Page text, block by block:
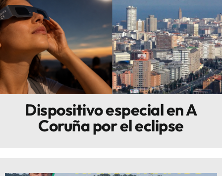
Gastronomía
Escenarios
Sostenibilidad
Innova
Dispositivo especial en A
Coruña por el eclipse